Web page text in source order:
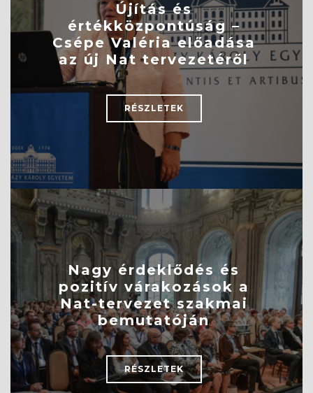
Újítás és
értékközpontúság –
Csépe Valéria előadása
az új Nat tervezetéről
RÉSZLETEK
Nagy érdeklődés és
pozitív várakozások a
Nat-tervezet szakmai
bemutatóján
RÉSZLETEK